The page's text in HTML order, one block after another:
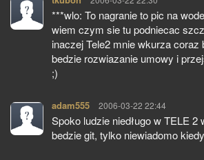
***wlo: To nagranie to pic na
wiem czym sie tu podniecac
inaczej Tele2 mnie wkurza coraz
bedzie rozwiazanie umowy i
;)
adam555 pisze:
2006-03-22 22:44
Spoko ludzie niedługo w TELE 2
bedzie git, tylko niewiadomo